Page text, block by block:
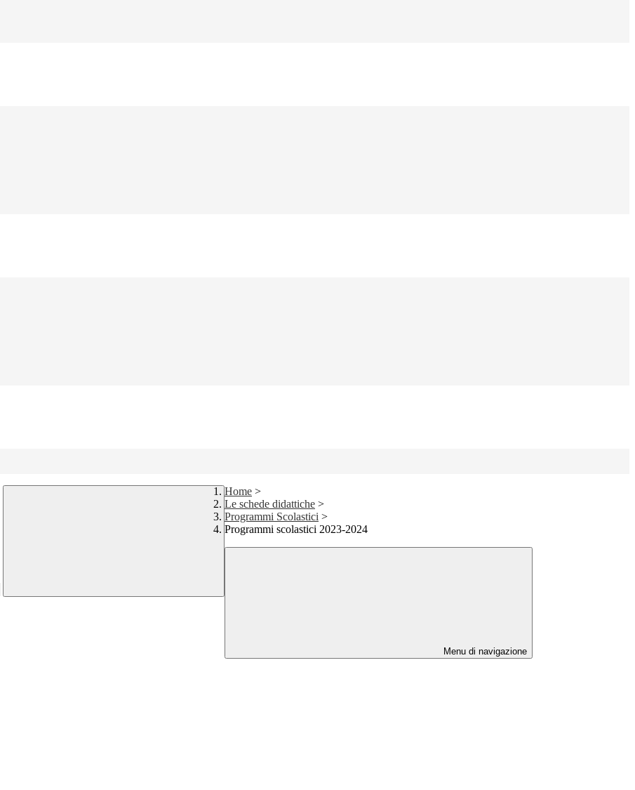
Home >
Le schede didattiche >
Programmi Scolastici >
Programmi scolastici 2023-2024
Menu di navigazione